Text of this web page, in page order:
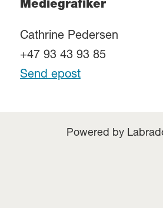
Mediegrafiker
Cathrine Pedersen
+47 93 43 93 85
Send epost
Powered by